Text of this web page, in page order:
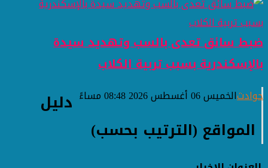
ضبط سائق تعدى بالسب وتهديد سيدة
بالإسكندرية بسبب تربية الكلاب
حوادثالخميس 06 أغسطس 2026 08:48 مساءً
دليل
المواقع (الترتيب بحسب)